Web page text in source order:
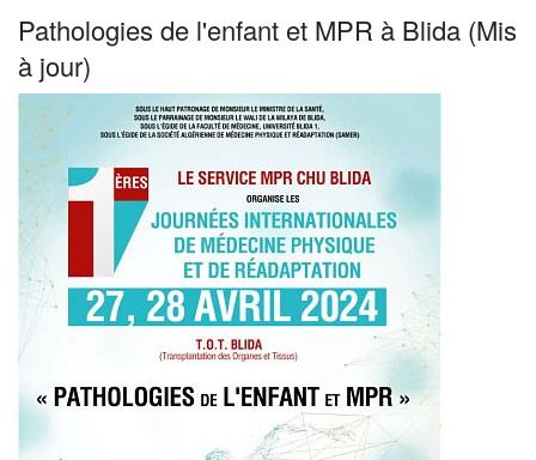
Pathologies de l'enfant et MPR à Blida (Mis
à jour)